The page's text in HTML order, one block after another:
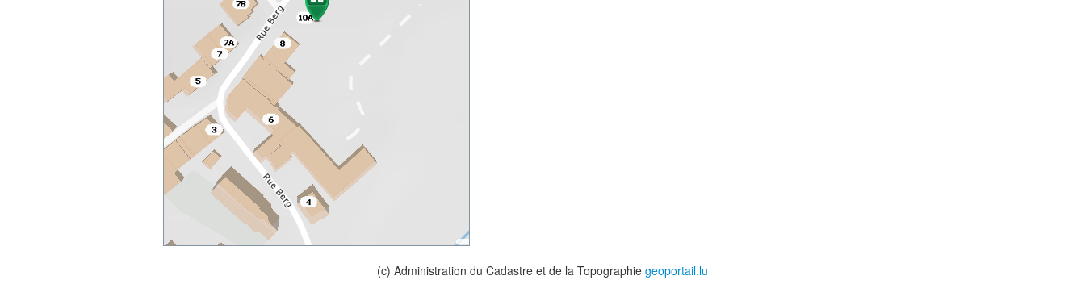
(c) Administration du Cadastre et de la Topographie geoportail.lu